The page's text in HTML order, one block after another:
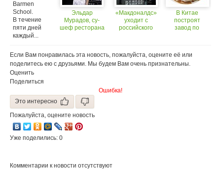
Barmen
School.
В течение
пяти дней
каждый...
Эльдар
Мурадов, су-
шеф ресторана
победителем
регионального
«Макдоналдс»
уходит с
российского
В Китае
построят
завод по
Если Вам понравилась эта новость, пожалуйста, оцените её или
поделитесь ею с друзьями. Мы будем Вам очень признательны.
Оценить
Поделиться
Ошибка!
Это интересно
Пожалуйста, оцените новость
Уже поделились: 0
Комментарии к новости отсутствуют